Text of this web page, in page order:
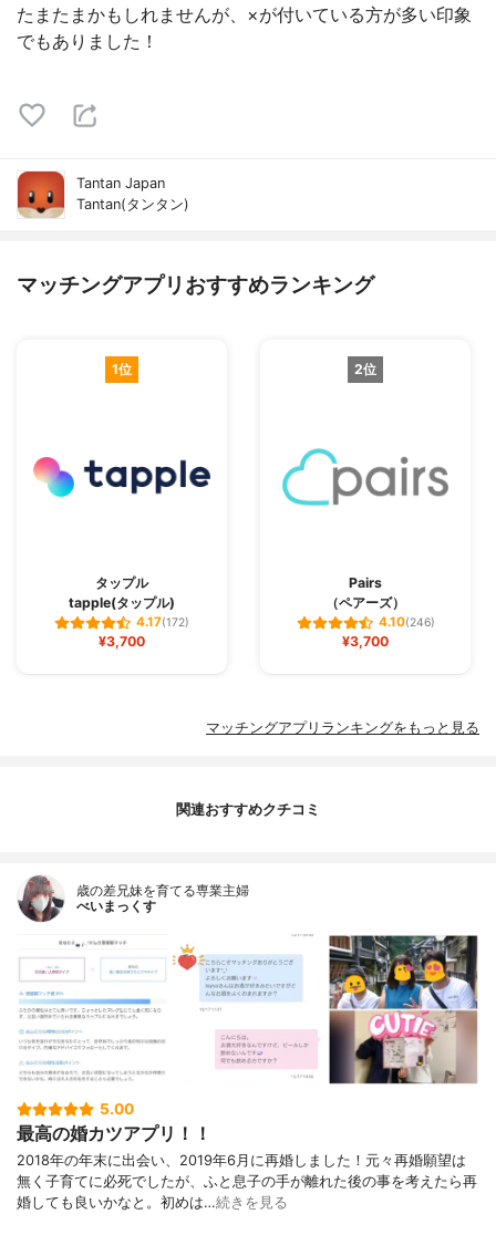
たまたまかもしれませんが、×が付いている方が多い印象
でもありました！
Tantan Japan
Tantan(タンタン)
マッチングアプリおすすめランキング
1位
タップル
tapple(タップル)
4.17(172)
¥3,700
2位
Pairs
（ペアーズ）
4.10(246)
¥3,700
マッチングアプリランキングをもっと見る
関連おすすめクチコミ
歳の差兄妹を育てる専業主婦
べいまっくす
5.00
最高の婚カツアプリ！！
2018年の年末に出会い、2019年6月に再婚しました！元々再婚願望は
無く子育てに必死でしたが、ふと息子の手が離れた後の事を考えたら再
婚しても良いかなと。初めは…続きを見る